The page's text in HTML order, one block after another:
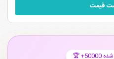
قیمت
شده